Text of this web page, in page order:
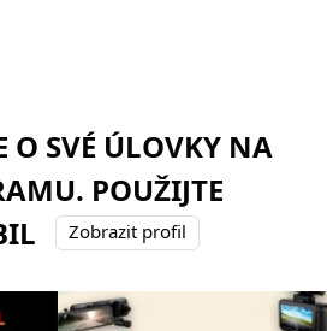
O SVÉ ÚLOVKY NA
POUŽIJTE
Zobrazit profil